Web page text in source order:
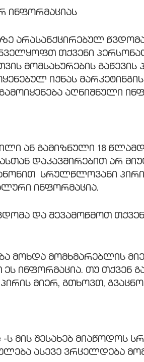
ინფორმაციას
არასანქცირებულ
თქვენი
მომსახურების
იქნას
აღნიშნული
ან გამიზნული 18
დაკავშირებით არ
სრულწლოვანი
ინფორმაცია.
და შევამოწმოთ
მოხდა მომხმარებლის
ინფორმაცია. თუ თქვენ
მიერ, გთხოვთ,
ს მის შესახებ
ასევე ვრცელდება